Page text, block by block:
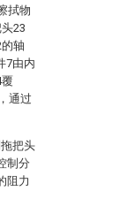
拭物
23
轴
7由内
通过
把头
制分
阻力